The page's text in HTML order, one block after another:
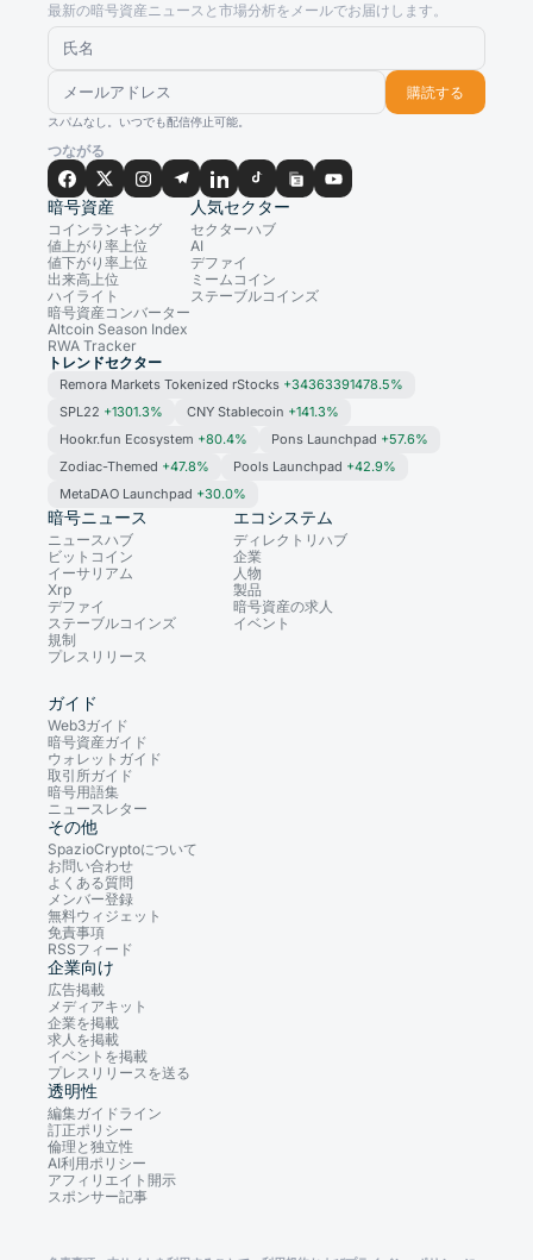
最新の暗号資産ニュースと市場分析をメールでお届けします。
購読する
スパムなし。いつでも配信停止可能。
つながる
暗号資産
コインランキング
値上がり率上位
値下がり率上位
出来高上位
ハイライト
暗号資産コンバーター
Altcoin Season Index
RWA Tracker
人気セクター
セクターハブ
AI
デファイ
ミームコイン
ステーブルコインズ
トレンドセクター
Remora Markets Tokenized rStocks +34363391478.5%
SPL22 +1301.3% CNY Stablecoin +141.3%
Hookr.fun Ecosystem +80.4% Pons Launchpad +57.6%
Zodiac-Themed +47.8% Pools Launchpad +42.9%
MetaDAO Launchpad +30.0%
暗号ニュース
ニュースハブ
ビットコイン
イーサリアム
Xrp
デファイ
ステーブルコインズ
規制
プレスリリース
エコシステム
ディレクトリハブ
企業
人物
製品
暗号資産の求人
イベント
ガイド
Web3ガイド
暗号資産ガイド
ウォレットガイド
取引所ガイド
暗号用語集
ニュースレター
その他
SpazioCryptoについて
お問い合わせ
よくある質問
メンバー登録
無料ウィジェット
免責事項
RSSフィード
企業向け
広告掲載
メディアキット
企業を掲載
求人を掲載
イベントを掲載
プレスリリースを送る
透明性
編集ガイドライン
訂正ポリシー
倫理と独立性
AI利用ポリシー
アフィリエイト開示
スポンサー記事